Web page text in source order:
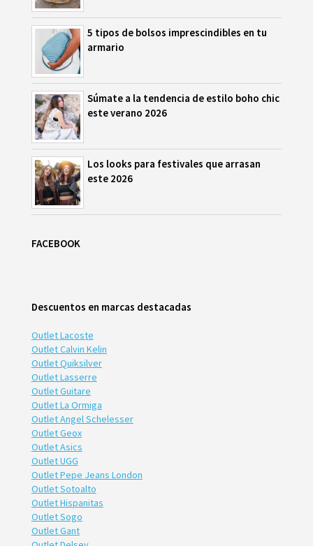
5 tipos de bolsos imprescindibles en tu
armario
Súmate a la tendencia de estilo boho chic
este verano 2026
Los looks para festivales que arrasan
este 2026
FACEBOOK
Descuentos en marcas destacadas
Outlet Lacoste
Outlet Calvin Kelin
Outlet Quiksilver
Outlet Lasserre
Outlet Guitare
Outlet La Ormiga
Outlet Angel Schelesser
Outlet Geox
Outlet Asics
Outlet UGG
Outlet Pepe Jeans London
Outlet Sotoalto
Outlet Hispanitas
Outlet Sogo
Outlet Gant